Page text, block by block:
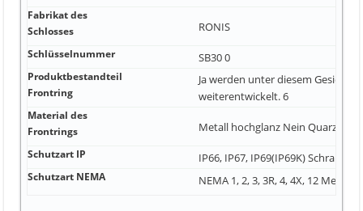
Fabrikat des
Schlosses
RONIS
Schlüsselnummer SB30 0
Produktbestandteil
Frontring
Ja werden unter diesem
weiterentwickelt. 6
Material des
Frontrings
Metall hochglanz Nein Quarzglas
Schutzart IP IP66, IP67, IP69(IP69K)
Schutzart NEMA NEMA 1, 2, 3, 3R, 4, 4X, 12